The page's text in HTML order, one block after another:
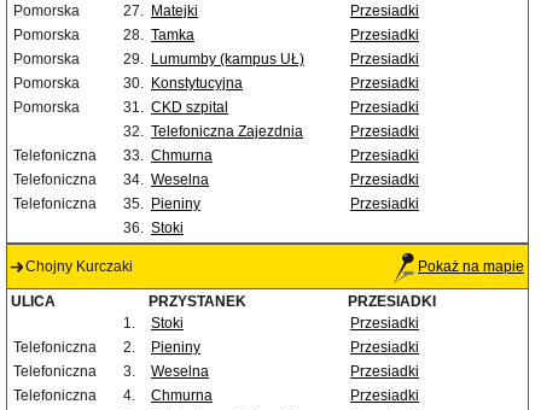
Pomorska
27. Matejki
Przesiadki
Pomorska
28. Tamka
Przesiadki
Pomorska
29. Lumumby (kampus UŁ)
Przesiadki
Pomorska
30. Konstytucyjna
Przesiadki
Pomorska
31. CKD szpital
Przesiadki
32. Telefoniczna Zajezdnia
Przesiadki
Telefoniczna
33. Chmurna
Przesiadki
Telefoniczna
34. Weselna
Przesiadki
Telefoniczna
35. Pieniny
Przesiadki
36. Stoki
Chojny Kurczaki Pokaż na mapie
ULICA PRZYSTANEK
PRZESIADKI
1.
Stoki
Przesiadki
Telefoniczna
2. Pieniny
Przesiadki
Telefoniczna
3. Weselna
Przesiadki
Telefoniczna
4. Chmurna
Przesiadki